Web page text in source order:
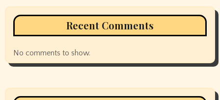
Recent Comments
No comments to show.